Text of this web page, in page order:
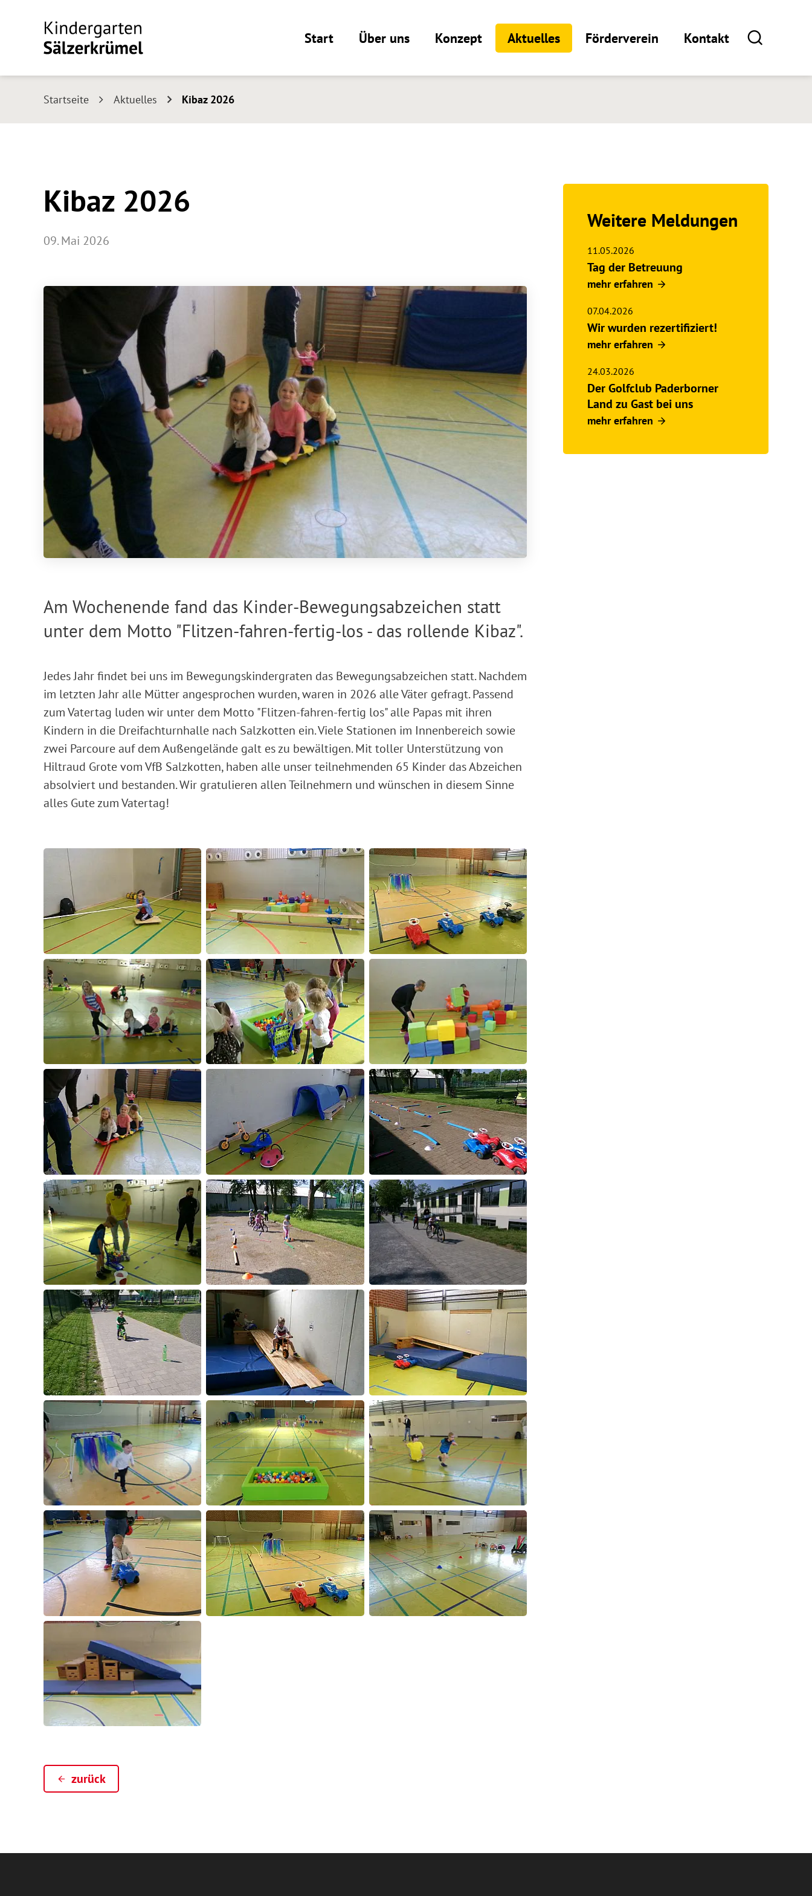
Start Über uns Konzept Aktuelles Förderverein Kontakt
Startseite Aktuelles Kibaz 2026
Kibaz 2026
09. Mai 2026
Am Wochenende fand das Kinder-Bewegungsabzeichen statt
unter dem Motto "Flitzen-fahren-fertig-los - das rollende Kibaz".
Jedes Jahr findet bei uns im Bewegungskindergraten das Bewegungsabzeichen statt. Nachdem
im letzten Jahr alle Mütter angesprochen wurden, waren in 2026 alle Väter gefragt. Passend
zum Vatertag luden wir unter dem Motto "Flitzen-fahren-fertig los" alle Papas mit ihren
Kindern in die Dreifachturnhalle nach Salzkotten ein. Viele Stationen im Innenbereich sowie
zwei Parcoure auf dem Außengelände galt es zu bewältigen. Mit toller Unterstützung von
Hiltraud Grote vom VfB Salzkotten, haben alle unser teilnehmenden 65 Kinder das Abzeichen
absolviert und bestanden. Wir gratulieren allen Teilnehmern und wünschen in diesem Sinne
alles Gute zum Vatertag!
zurück
Weitere Meldungen
11.05.2026
Tag der Betreuung
mehr erfahren
07.04.2026
Wir wurden rezertifiziert!
mehr erfahren
24.03.2026
Der Golfclub Paderborner
Land zu Gast bei uns
mehr erfahren